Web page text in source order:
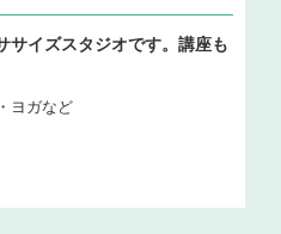
サイズスタジオです。講座も
ヨガなど